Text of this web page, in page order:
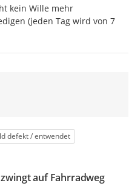
kein Wille mehr
(jeden Tag wird von 7
defekt / entwendet
auf Fahrradweg